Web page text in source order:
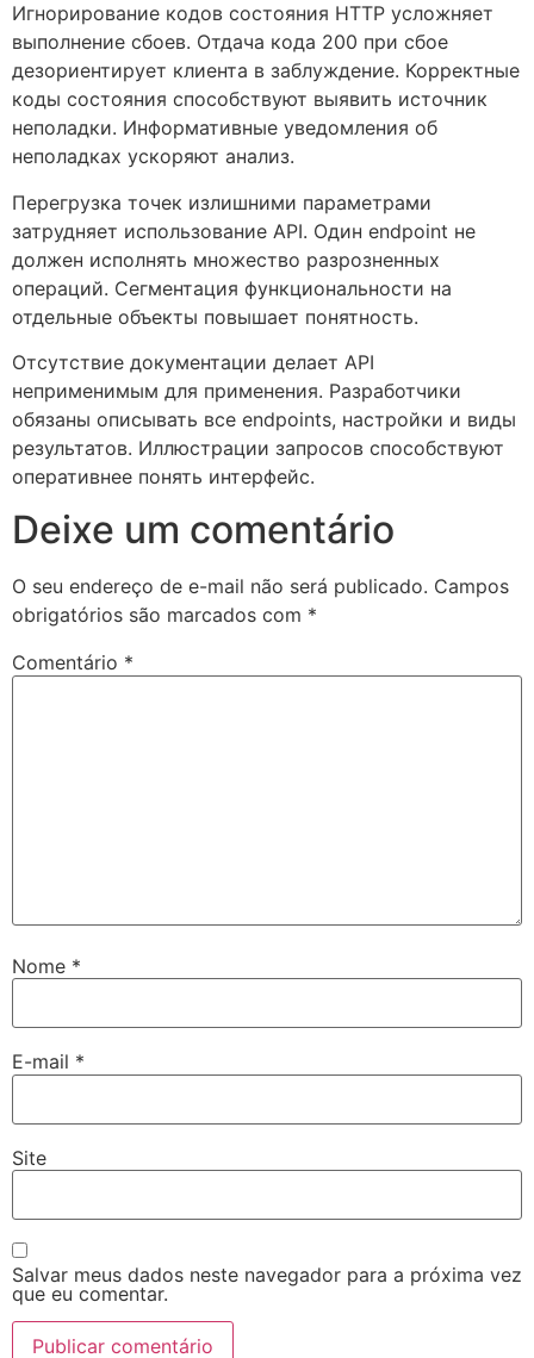
Игнорирование кодов состояния HTTP усложняет
выполнение сбоев. Отдача кода 200 при сбое
дезориентирует клиента в заблуждение. Корректные
коды состояния способствуют выявить источник
неполадки. Информативные уведомления об
неполадках ускоряют анализ.
Перегрузка точек излишними параметрами
затрудняет использование API. Один endpoint не
должен исполнять множество разрозненных
операций. Сегментация функциональности на
отдельные объекты повышает понятность.
Отсутствие документации делает API
неприменимым для применения. Разработчики
обязаны описывать все endpoints, настройки и виды
результатов. Иллюстрации запросов способствуют
оперативнее понять интерфейс.
Deixe um comentário
O seu endereço de e-mail não será publicado. Campos
obrigatórios são marcados com *
Comentário *
Nome *
E-mail *
Site
Salvar meus dados neste navegador para a próxima vez
que eu comentar.